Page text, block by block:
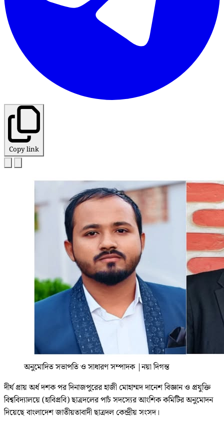
Copy link
অনুমোদিত সভাপতি ও সাধারণ সম্পাদক |নয়া দিগন্ত
দীর্ঘ প্রায় অর্ধ দশক পর দিনাজপুরের হাজী মোহাম্মদ দানেশ বিজ্ঞান ও প্রযুক্তি
বিশ্ববিদ্যালয়ে (হাবিপ্রবি) ছাত্রদলের পাচঁ সদস্যের আংশিক কমিটির অনুমোদন
দিয়েছে বাংলাদেশ জাতীয়তাবাদী ছাত্রদল কেন্দ্রীয় সংসদ।